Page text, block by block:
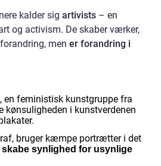
kalder sig artivists – en
og activism. De skaber værker,
men er forandring i
, en feministisk kunstgruppe fra
kønsuligheden i kunstverdenen
bruger kæmpe portrætter i det
skabe synlighed for usynlige